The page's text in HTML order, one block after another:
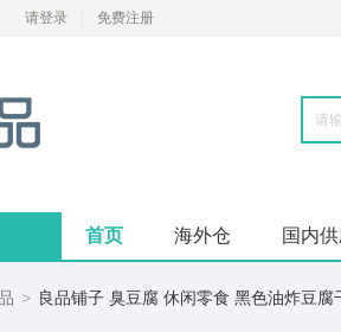
请登录 免费注册
首页 海外仓 国内
> 良品铺子 臭豆腐 休闲零食 黑色油炸豆